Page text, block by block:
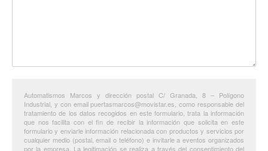
Automatismos Marcos y dirección postal C/ Granada, 8 – Polígono
Industrial, y con email puertasmarcos@movistar.es, como responsable del
tratamiento de los datos recogidos en este formulario, trata la información
que nos facilita con el fin de recibir la información que solicita en este
formulario y enviarle información relacionada con productos y servicios por
cualquier medio (postal, email o teléfono) e invitarle a eventos organizados
por la empresa. La legitimación se realiza a través del consentimiento del